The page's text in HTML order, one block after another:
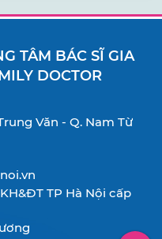
TÂM BÁC SĨ GIA
DOCTOR
Văn - Q. Nam Từ
TP Hà Nội cấp